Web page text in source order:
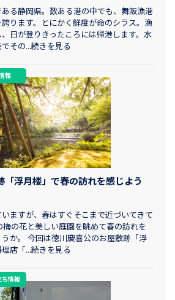
る静岡県。数ある港の中でも、舞阪漁港
ります。とにかく鮮度が命のシラス。漁
日が登りきったころには帰港します。水
その...続きを見る
報
「浮月楼」で春の訪れを感じよう
ますが、春はすぐそこまで近づいてきて
梅の花と美しい庭園を眺めて春の訪れを
か。 今回は徳川慶喜公のお屋敷跡「浮
店「...続きを見る
ち情報